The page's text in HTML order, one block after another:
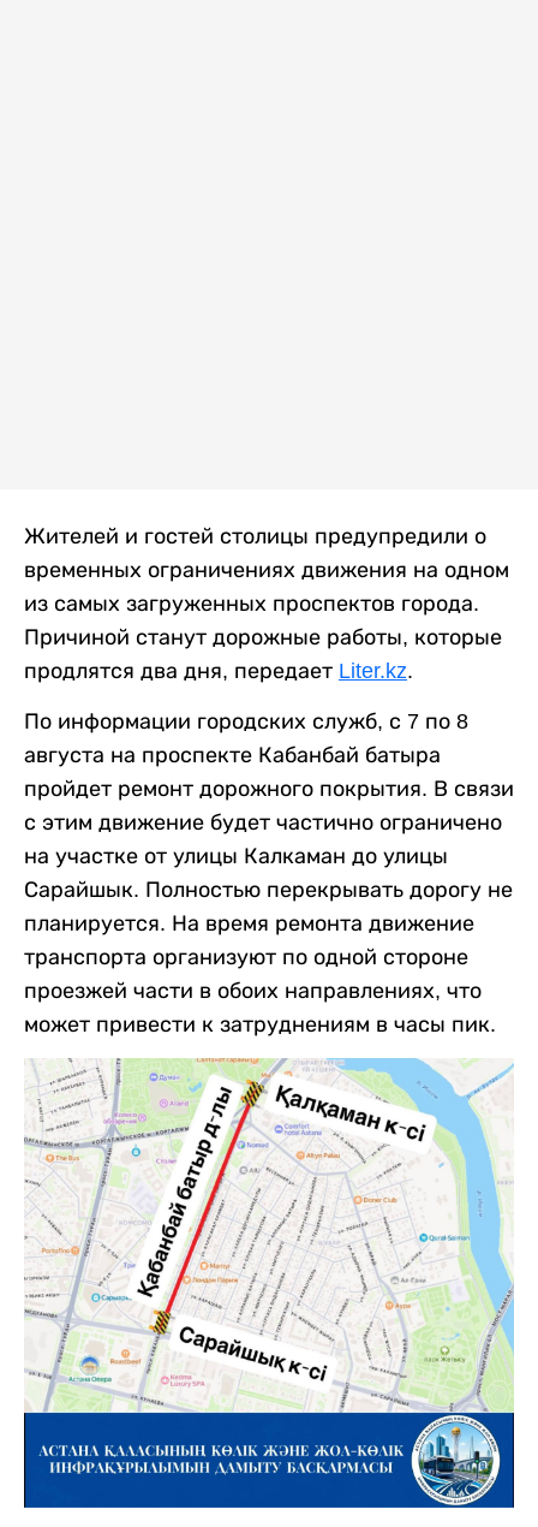
Жителей и гостей столицы предупредили о
временных ограничениях движения на одном
из самых загруженных проспектов города.
Причиной станут дорожные работы, которые
продлятся два дня, передает Liter.kz.
По информации городских служб, с 7 по 8
августа на проспекте Кабанбай батыра
пройдет ремонт дорожного покрытия. В связи
с этим движение будет частично ограничено
на участке от улицы Калкаман до улицы
Сарайшык. Полностью перекрывать дорогу не
планируется. На время ремонта движение
транспорта организуют по одной стороне
проезжей части в обоих направлениях, что
может привести к затруднениям в часы пик.